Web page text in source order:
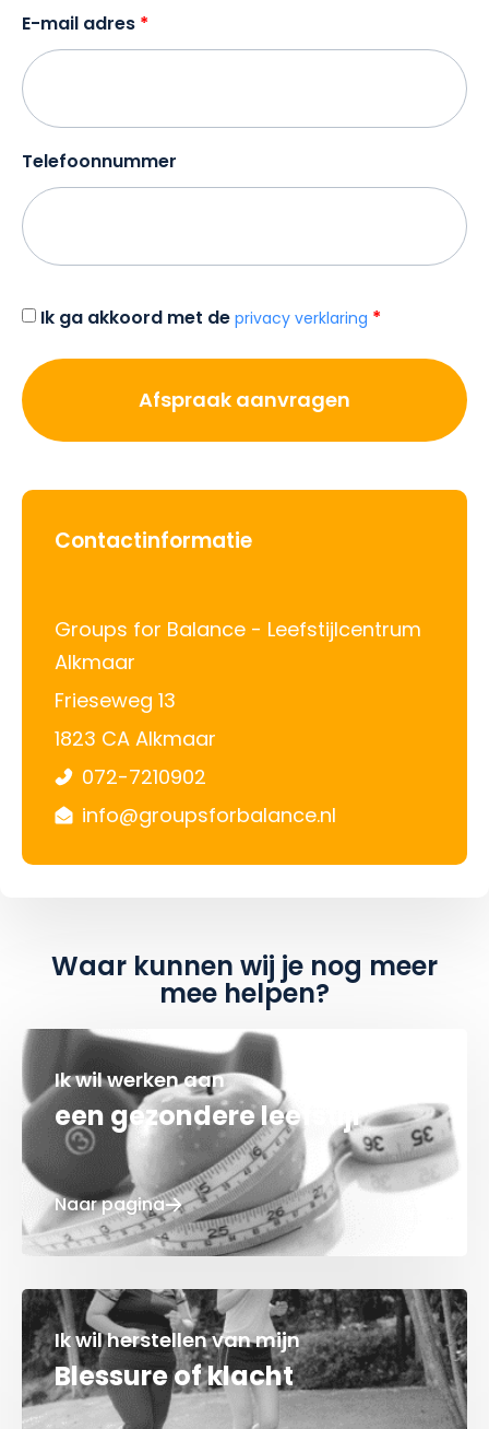
E-mail adres
Telefoonnummer
Toestemming
Ik ga akkoord met de privacy verklaring
Contactinformatie
Groups for Balance - Leefstijlcentrum
Alkmaar
Frieseweg 13
1823 CA Alkmaar
072-7210902
info@groupsforbalance.nl
Waar kunnen wij je nog meer
mee helpen?
Ik wil werken aan
een gezondere leefstijl
Naar pagina
Ik wil herstellen van mijn
Blessure of klacht